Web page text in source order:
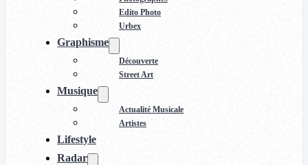
Edito Photo
Urbex
Graphisme
Découverte
Street Art
Musique
Actualité Musicale
Artistes
Lifestyle
Radar